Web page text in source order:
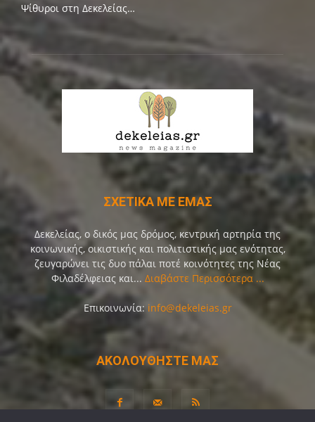
Ψίθυροι στη Δεκελείας…
ΣΧΕΤΙΚΑ ΜΕ ΕΜΑΣ
Δεκελείας, ο δικός μας δρόμος, κεντρική αρτηρία της
κοινωνικής, οικιστικής και πολιτιστικής μας ενότητας,
ζευγαρώνει τις δυο πάλαι ποτέ κοινότητες της Νέας
Φιλαδέλφειας και... Διαβάστε Περισσότερα ...
Επικοινωνία: info@dekeleias.gr
ΑΚΟΛΟΥΘΗΣΤΕ ΜΑΣ